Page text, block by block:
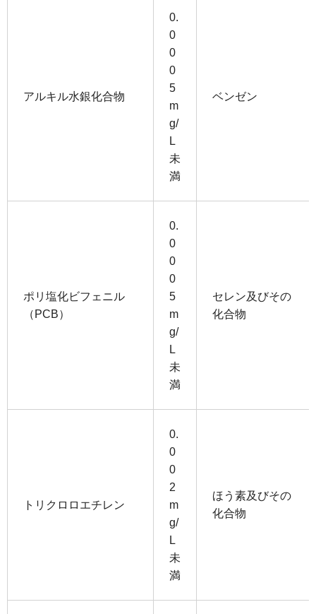
アルキル水銀化合物
0.
0
0
0
5
m
g/
L
未
満
ベンゼン
ポリ塩化ビフェニル
（PCB）
0.
0
0
0
5
m
g/
L
未
満
セレン及びその
化合物
トリクロロエチレン
0.
0
0
2
m
g/
L
未
満
ほう素及びその
化合物